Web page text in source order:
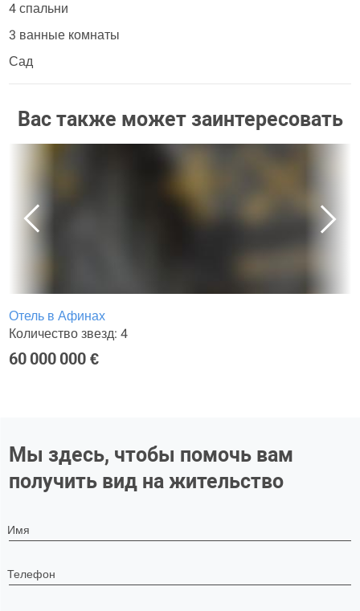
4 спальни
3 ванные комнаты
Сад
Вас также может заинтересовать
Отель в Афинах
Количество звезд: 4
60 000 000 €
Мы здесь, чтобы помочь вам
получить вид на жительство
Имя
Телефон